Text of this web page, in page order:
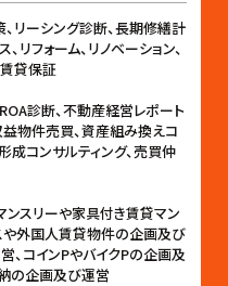
、リーシング診断、長期修繕計
リフォーム、リノベーション、
賃貸保証
ROA診断、不動産経営レポート
物件売買、資産組み換えコ
成コンサルティング、売買仲
ンスリーや家具付き賃貸マン
や外国人賃貸物件の企画及び
、コインPやバイクPの企画及
の企画及び運営